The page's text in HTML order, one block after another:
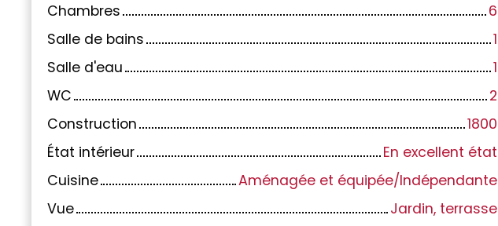
Chambres
6
Salle de bains
1
Salle d'eau
1
WC
2
Construction
1800
État intérieur
En excellent état
Cuisine
Aménagée et équipée/Indépendante
Vue
Jardin, terrasse